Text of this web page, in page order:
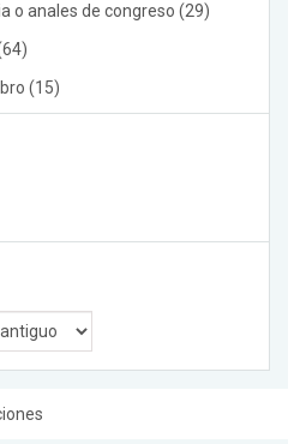
o anales de congreso (29)
(15)